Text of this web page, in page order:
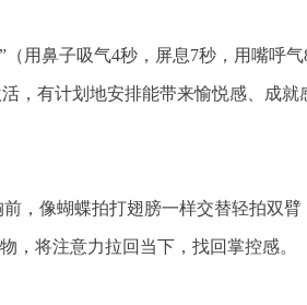
用鼻子吸气4秒，屏息7秒，用嘴呼
，有计划地安排能带来愉悦感、成就
，像蝴蝶拍打翅膀一样交替轻拍双臂
，将注意力拉回当下，找回掌控感。